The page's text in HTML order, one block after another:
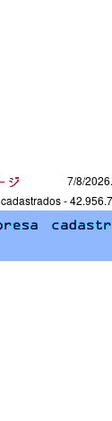
7/8/
cadastrados -